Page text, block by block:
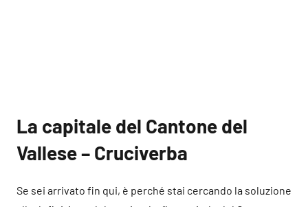
La capitale del Cantone del
Vallese – Cruciverba
Se sei arrivato fin qui, è perché stai cercando la soluzione